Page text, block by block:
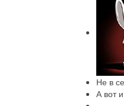
Не в
А вот